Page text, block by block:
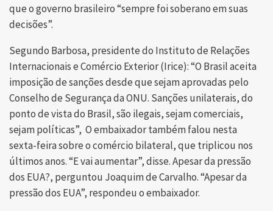
que o governo brasileiro “sempre foi soberano em suas
decisões”.
Segundo Barbosa, presidente do Instituto de Relações
Internacionais e Comércio Exterior (Irice): “O Brasil aceita
imposição de sanções desde que sejam aprovadas pelo
Conselho de Segurança da ONU. Sanções unilaterais, do
ponto de vista do Brasil, são ilegais, sejam comerciais,
sejam políticas”, O embaixador também falou nesta
sexta-feira sobre o comércio bilateral, que triplicou nos
últimos anos. “E vai aumentar”, disse. Apesar da pressão
dos EUA?, perguntou Joaquim de Carvalho. “Apesar da
pressão dos EUA”, respondeu o embaixador.